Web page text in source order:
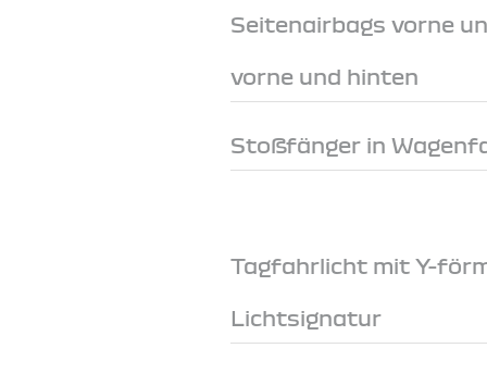
Seitenairbags vorne
vorne und hinten
Stoßfänger in
Tagfahrlicht mit Y-
Lichtsignatur